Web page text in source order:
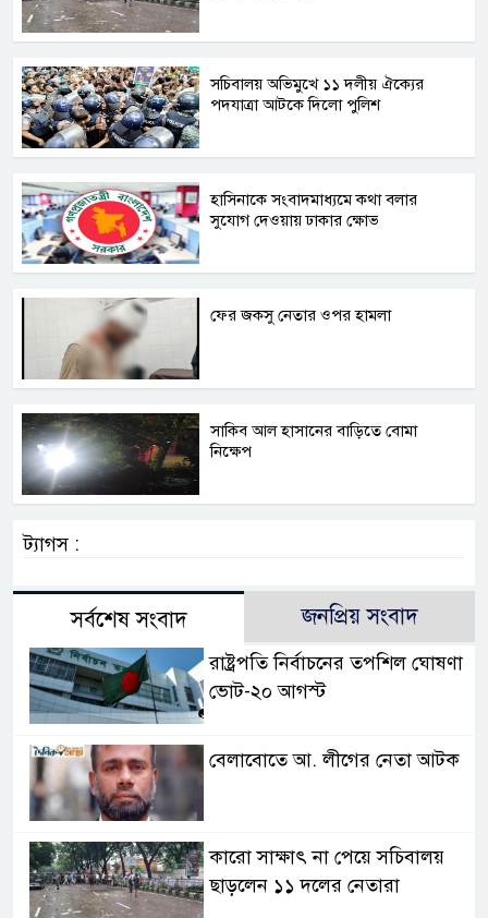
সচিবালয় অভিমুখে ১১ দলীয় ঐক্যের
পদযাত্রা আটকে দিলো পুলিশ
হাসিনাকে সংবাদমাধ্যমে কথা বলার
সুযোগ দেওয়ায় ঢাকার ক্ষোভ
ফের জকসু নেতার ওপর হামলা
সাকিব আল হাসানের বাড়িতে বোমা
নিক্ষেপ
ট্যাগস :
সর্বশেষ সংবাদ জনপ্রিয় সংবাদ
রাষ্ট্রপতি নির্বাচনের তপশিল ঘোষণা
ভোট-২০ আগস্ট
বেলাবোতে আ. লীগের নেতা আটক
কারো সাক্ষাৎ না পেয়ে সচিবালয়
ছাড়লেন ১১ দলের নেতারা